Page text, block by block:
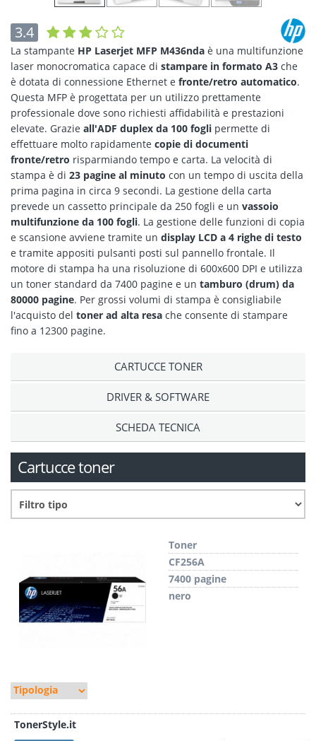
3.4
La stampante HP Laserjet MFP M436nda è una multifunzione
laser monocromatica capace di stampare in formato A3 che
è dotata di connessione Ethernet e fronte/retro automatico.
Questa MFP è progettata per un utilizzo prettamente
professionale dove sono richiesti affidabilità e prestazioni
elevate. Grazie all'ADF duplex da 100 fogli permette di
effettuare molto rapidamente copie di documenti
fronte/retro risparmiando tempo e carta. La velocità di
stampa è di 23 pagine al minuto con un tempo di uscita della
prima pagina in circa 9 secondi. La gestione della carta
prevede un cassetto principale da 250 fogli e un vassoio
multifunzione da 100 fogli. La gestione delle funzioni di copia
e scansione avviene tramite un display LCD a 4 righe di testo
e tramite appositi pulsanti posti sul pannello frontale. Il
motore di stampa ha una risoluzione di 600x600 DPI e utilizza
un toner standard da 7400 pagine e un tamburo (drum) da
80000 pagine. Per grossi volumi di stampa è consigliabile
l'acquisto del toner ad alta resa che consente di stampare
fino a 12300 pagine.
CARTUCCE TONER
DRIVER & SOFTWARE
SCHEDA TECNICA
Cartucce toner
Toner
CF256A
7400 pagine
nero
TonerStyle.it